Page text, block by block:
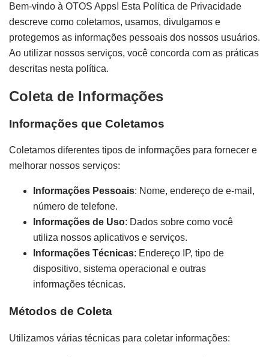
Bem-vindo à OTOS Apps! Esta Política de Privacidade
descreve como coletamos, usamos, divulgamos e
protegemos as informações pessoais dos nossos usuários.
Ao utilizar nossos serviços, você concorda com as práticas
descritas nesta política.
Coleta de Informações
Informações que Coletamos
Coletamos diferentes tipos de informações para fornecer e
melhorar nossos serviços:
Informações Pessoais: Nome, endereço de e-mail,
número de telefone.
Informações de Uso: Dados sobre como você
utiliza nossos aplicativos e serviços.
Informações Técnicas: Endereço IP, tipo de
dispositivo, sistema operacional e outras
informações técnicas.
Métodos de Coleta
Utilizamos várias técnicas para coletar informações: